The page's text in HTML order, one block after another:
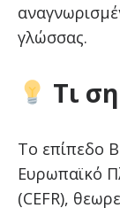
γλώσσας.
Τι
Το επίπεδο
Ευρωπαϊκό
(CEFR),